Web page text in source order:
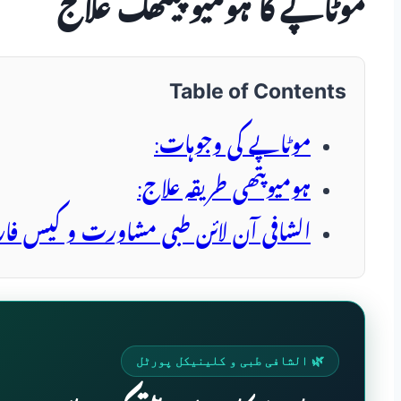
موٹاپے کا ہومیو پیتھک علاج
Table of Contents
موٹاپے کی وجوہات:
ہومیوپتھی طریقہ علاج:
الشافی آن لائن طبی مشاورت و کیس
🌿 الشافی طبی و کلینیکل پورٹل